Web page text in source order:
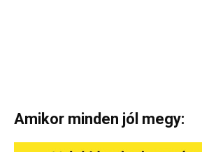
Amikor minden jól megy: